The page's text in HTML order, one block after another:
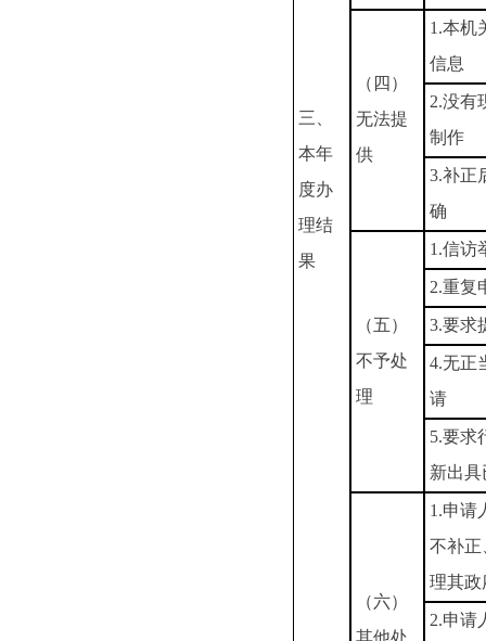
三、
本年
度办
理结
果
（四）
无法提
供
1.本机
信息
2.没有
制作
3.补正
确
（五）
不予处
理
1.信访
2.重复
3.要求
4.无正
请
5.要求
新出
（六）
其他处
1.申请
不补正
理其政
2.申请